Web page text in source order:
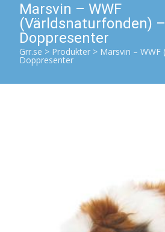
Marsvin – WWF
(Världsnaturfonden) –
Doppresenter
Grr.se > Produkter > Marsvin – WWF
Doppresenter